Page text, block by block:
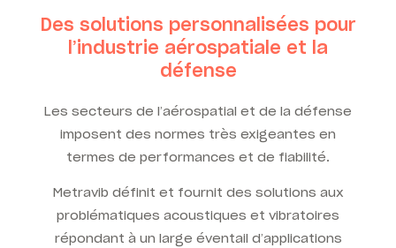
Des solutions personnalisées pour
l’industrie aérospatiale et la
défense
Les secteurs de l’aérospatial et de la défense
imposent des normes très exigeantes en
termes de performances et de fiabilité.
Metravib définit et fournit des solutions aux
problématiques acoustiques et vibratoires
répondant à un large éventail d’applications